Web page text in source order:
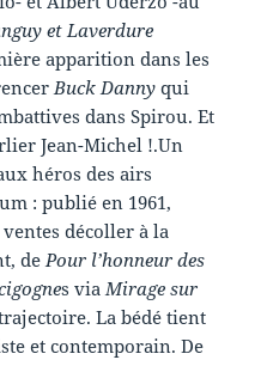
et Laverdure
apparition dans les
Buck Danny qui
dans Spirou. Et
Jean-Michel !.Un
héros des airs
: publié en 1961,
décoller à la
dePour l’honneur des
s viaMirage sur
La bédé tient
et contemporain. De